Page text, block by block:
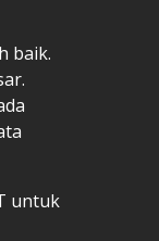
baik.
untuk